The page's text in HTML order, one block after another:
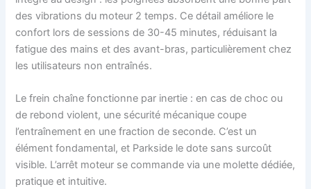
des vibrations du moteur 2 temps. Ce détail améliore le
confort lors de sessions de 30-45 minutes, réduisant la
fatigue des mains et des avant-bras, particulièrement chez
les utilisateurs non entraînés.
Le frein chaîne fonctionne par inertie : en cas de choc ou
de rebond violent, une sécurité mécanique coupe
l’entraînement en une fraction de seconde. C’est un
élément fondamental, et Parkside le dote sans surcoût
visible. L’arrêt moteur se commande via une molette dédiée,
pratique et intuitive.